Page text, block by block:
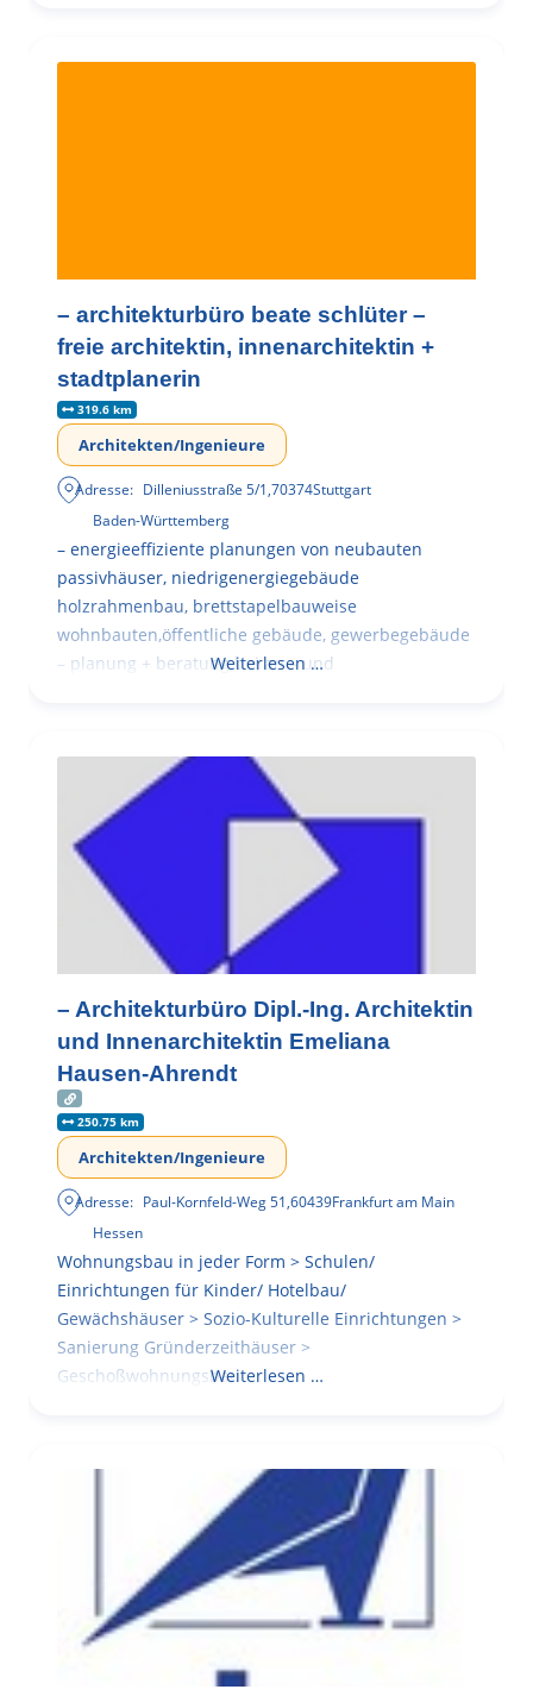
– architekturbüro beate schlüter –
freie architektin, innenarchitektin +
stadtplanerin
319.6 km
Architekten/Ingenieure
Adresse: Dilleniusstraße 5/1,70374Stuttgart
Baden-Württemberg
– energieeffiziente planungen von neubauten
passivhäuser, niedrigenergiegebäude
holzrahmenbau, brettstapelbauweise
wohnbauten,öffentliche gebäude, gewerbegebäude
– planung + beratung bei an – und
Weiterlesen …
– Architekturbüro Dipl.-Ing. Architektin
und Innenarchitektin Emeliana
Hausen-Ahrendt
250.75 km
Architekten/Ingenieure
Adresse: Paul-Kornfeld-Weg 51,60439Frankfurt am Main
Hessen
Wohnungsbau in jeder Form > Schulen/
Einrichtungen für Kinder/ Hotelbau/
Gewächshäuser > Sozio-Kulturelle Einrichtungen >
Sanierung Gründerzeithäuser >
GeschoßwohnungsbauWeiterlesen …